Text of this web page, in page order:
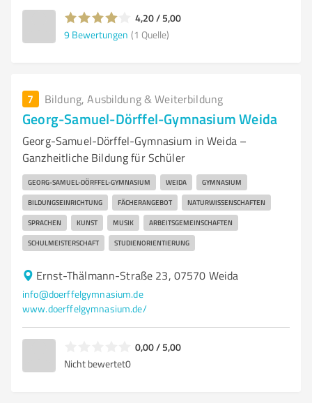
4,20 / 5,00
9 Bewertungen (1 Quelle)
7 Bildung, Ausbildung & Weiterbildung
Georg-Samuel-Dörffel-Gymnasium Weida
Georg-Samuel-Dörffel-Gymnasium in Weida –
Ganzheitliche Bildung für Schüler
GEORG-SAMUEL-DÖRFFEL-GYMNASIUM WEIDA GYMNASIUM
BILDUNGSEINRICHTUNG FÄCHERANGEBOT NATURWISSENSCHAFTEN
SPRACHEN KUNST MUSIK ARBEITSGEMEINSCHAFTEN
SCHULMEISTERSCHAFT STUDIENORIENTIERUNG
Ernst-Thälmann-Straße 23, 07570 Weida
info@doerffelgymnasium.de
www.doerffelgymnasium.de/
0,00 / 5,00
Nicht bewertet0